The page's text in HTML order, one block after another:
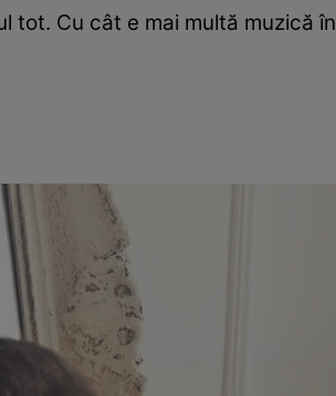
tot. Cu cât e mai multă muzică în